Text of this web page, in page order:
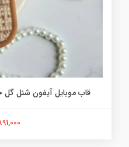
قاب موبایل آیفون شنل
891,000